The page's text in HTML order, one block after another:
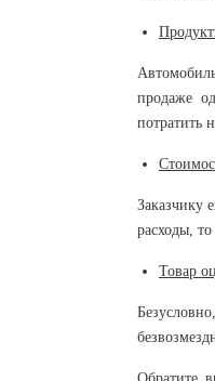
продаже
потратить
Заказчику
расходы,
Товар